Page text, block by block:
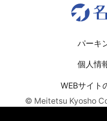
パーキ
個人情
WEBサイト
© Meitetsu Kyosho